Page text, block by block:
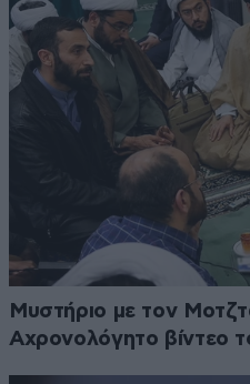
Μυστήριο με τον
Αχρονολόγητο βίντεο